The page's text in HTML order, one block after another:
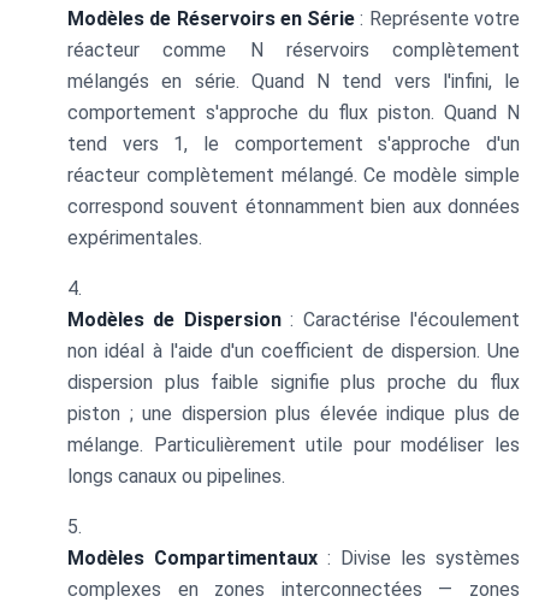
Modèles de Réservoirs en Série : Représente votre
réacteur comme N réservoirs complètement
mélangés en série. Quand N tend vers l'infini, le
comportement s'approche du flux piston. Quand N
tend vers 1, le comportement s'approche d'un
réacteur complètement mélangé. Ce modèle simple
correspond souvent étonnamment bien aux données
expérimentales.
Modèles de Dispersion: Caractérise l'écoulement
non idéal à l'aide d'un coefficient de dispersion. Une
dispersion plus faible signifie plus proche du flux
piston ; une dispersion plus élevée indique plus de
mélange. Particulièrement utile pour modéliser les
longs canaux ou pipelines.
Modèles Compartimentaux : Divise les systèmes
complexes en zones interconnectées — zones